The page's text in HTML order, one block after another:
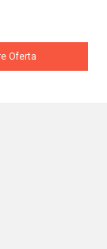
Oferta